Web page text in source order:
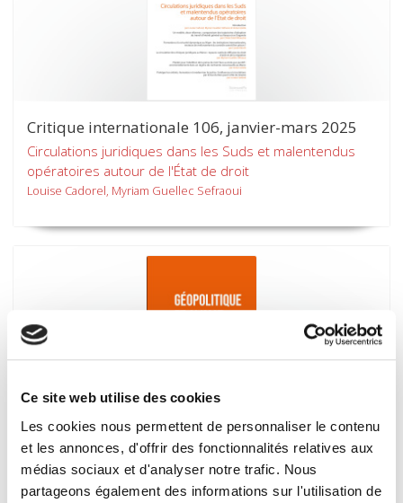
Ce site web utilise des cookies
Les cookies nous permettent de personnaliser le contenu
et les annonces, d'offrir des fonctionnalités relatives aux
médias sociaux et d'analyser notre trafic. Nous
partageons également des informations sur l'utilisation de
Critique internationale 106, janvier-mars 2025
Circulations juridiques dans les Suds et malentendus
opératoires autour de l'État de droit
Louise Cadorel, Myriam Guellec Sefraoui
Géopolitique et climat
Deuxième édition revue et augmentée
Pierre Blanc